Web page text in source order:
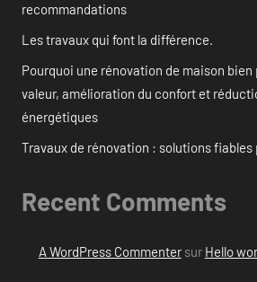
recommandations
Les travaux qui font la différence.
Pourquoi une rénovation de maison bien
valeur, amélioration du confort et
énergétiques
Travaux de rénovation : solutions fiables
Recent Comments
A WordPress Commentersur Hello